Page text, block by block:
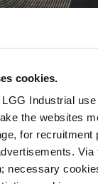
cookies.
Industrial
the websites
for recruitment
necessary
asfalto caliente
Max Climb
Viper